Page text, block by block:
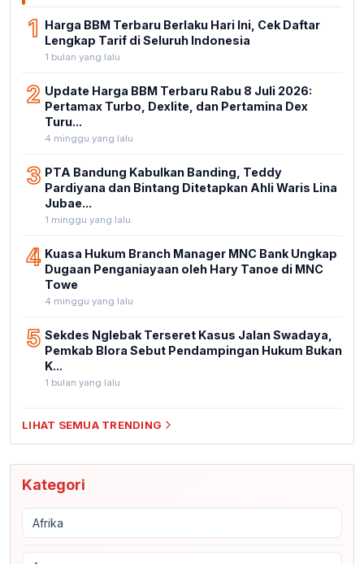
1 Harga BBM Terbaru Berlaku Hari Ini, Cek Daftar
Lengkap Tarif di Seluruh Indonesia
1 bulan yang lalu
2 Update Harga BBM Terbaru Rabu 8 Juli 2026:
Pertamax Turbo, Dexlite, dan Pertamina Dex
Turu...
4 minggu yang lalu
3 PTA Bandung Kabulkan Banding, Teddy
Pardiyana dan Bintang Ditetapkan Ahli Waris Lina
Jubae...
1 minggu yang lalu
4 Kuasa Hukum Branch Manager MNC Bank Ungkap
Dugaan Penganiayaan oleh Hary Tanoe di MNC
Towe
4 minggu yang lalu
5 Sekdes Nglebak Terseret Kasus Jalan Swadaya,
Pemkab Blora Sebut Pendampingan Hukum Bukan
K...
1 bulan yang lalu
LIHAT SEMUA TRENDING
Kategori
Afrika